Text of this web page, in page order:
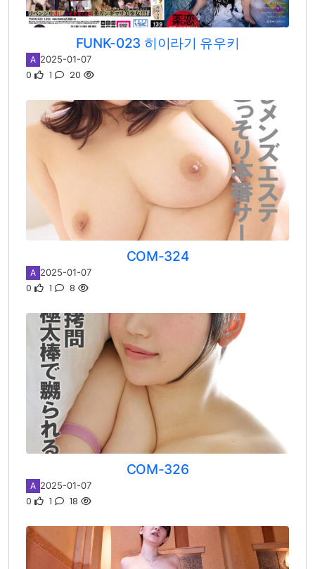
FUNK-023 히이라기 유우키
A 2025-01-07
0 1 20
COM-324
A 2025-01-07
0 1 8
COM-326
A 2025-01-07
0 1 18